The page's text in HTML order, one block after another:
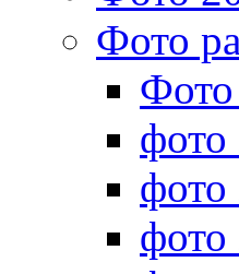
Фото
фото
фото
фото